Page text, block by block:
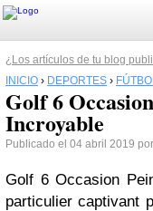
¿Los artículos de tu blog
INICIO › DEPORTES ›
Golf 6
Incroyable
Publicado el 04 abril 2019 por
Golf 6 Occasion
particulier captivant